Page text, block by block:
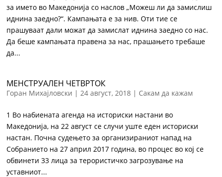
за името во Македонија со наслов „Можеш ли да замислиш
иднина заедно?“. Кампањата е за нив. Оти тие се
прашуваат дали можат да замислат иднина заедно со нас.
Да беше кампањата правена за нас, прашањето требаше
да...
МЕНСТРУАЛЕН ЧЕТВРТОК
Горан Михајловски |24 август, 2018 | Сакам да кажам
1 Во набиената агенда на историски настани во
Македонија, на 22 август се случи уште еден историски
настан. Почна судењето за организираниот напад на
Собранието на 27 април 2017 година, во процес во кој се
обвинети 33 лица за терористичко загрозување на
уставниот...